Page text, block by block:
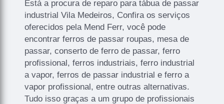
Está a procura de reparo para tábua de passar
industrial Vila Medeiros, Confira os serviços
oferecidos pela Mend Ferr, você pode
encontrar ferros de passar roupas, mesa de
passar, conserto de ferro de passar, ferro
profissional, ferros industriais, ferro industrial
a vapor, ferros de passar industrial e ferro a
vapor profissional, entre outras alternativas.
Tudo isso graças a um grupo de profissionais